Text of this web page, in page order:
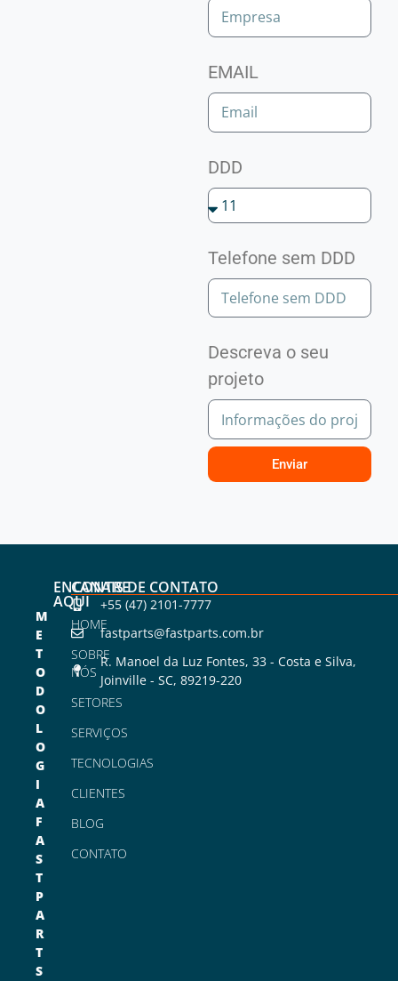
EMAIL
DDD
Telefone sem DDD
Descreva o seu
projeto
Enviar
M
E
T
O
D
O
L
O
G
I
A
F
A
S
T
P
A
R
T
S
ENCONTRE
AQUI
HOME
SOBRE
NÓS
SETORES
SERVIÇOS
TECNOLOGIAS
CLIENTES
BLOG
CONTATO
CANAIS DE CONTATO
+55 (47) 2101-7777
fastparts@fastparts.com.br
R. Manoel da Luz Fontes, 33 - Costa e Silva,
Joinville - SC, 89219-220